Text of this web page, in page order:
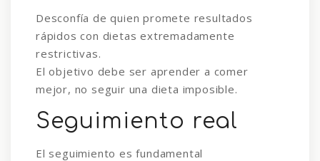
Desconfía de quien promete resultados
rápidos con dietas extremadamente
restrictivas.
El objetivo debe ser aprender a comer
mejor, no seguir una dieta imposible.
Seguimiento real
El seguimiento es fundamental